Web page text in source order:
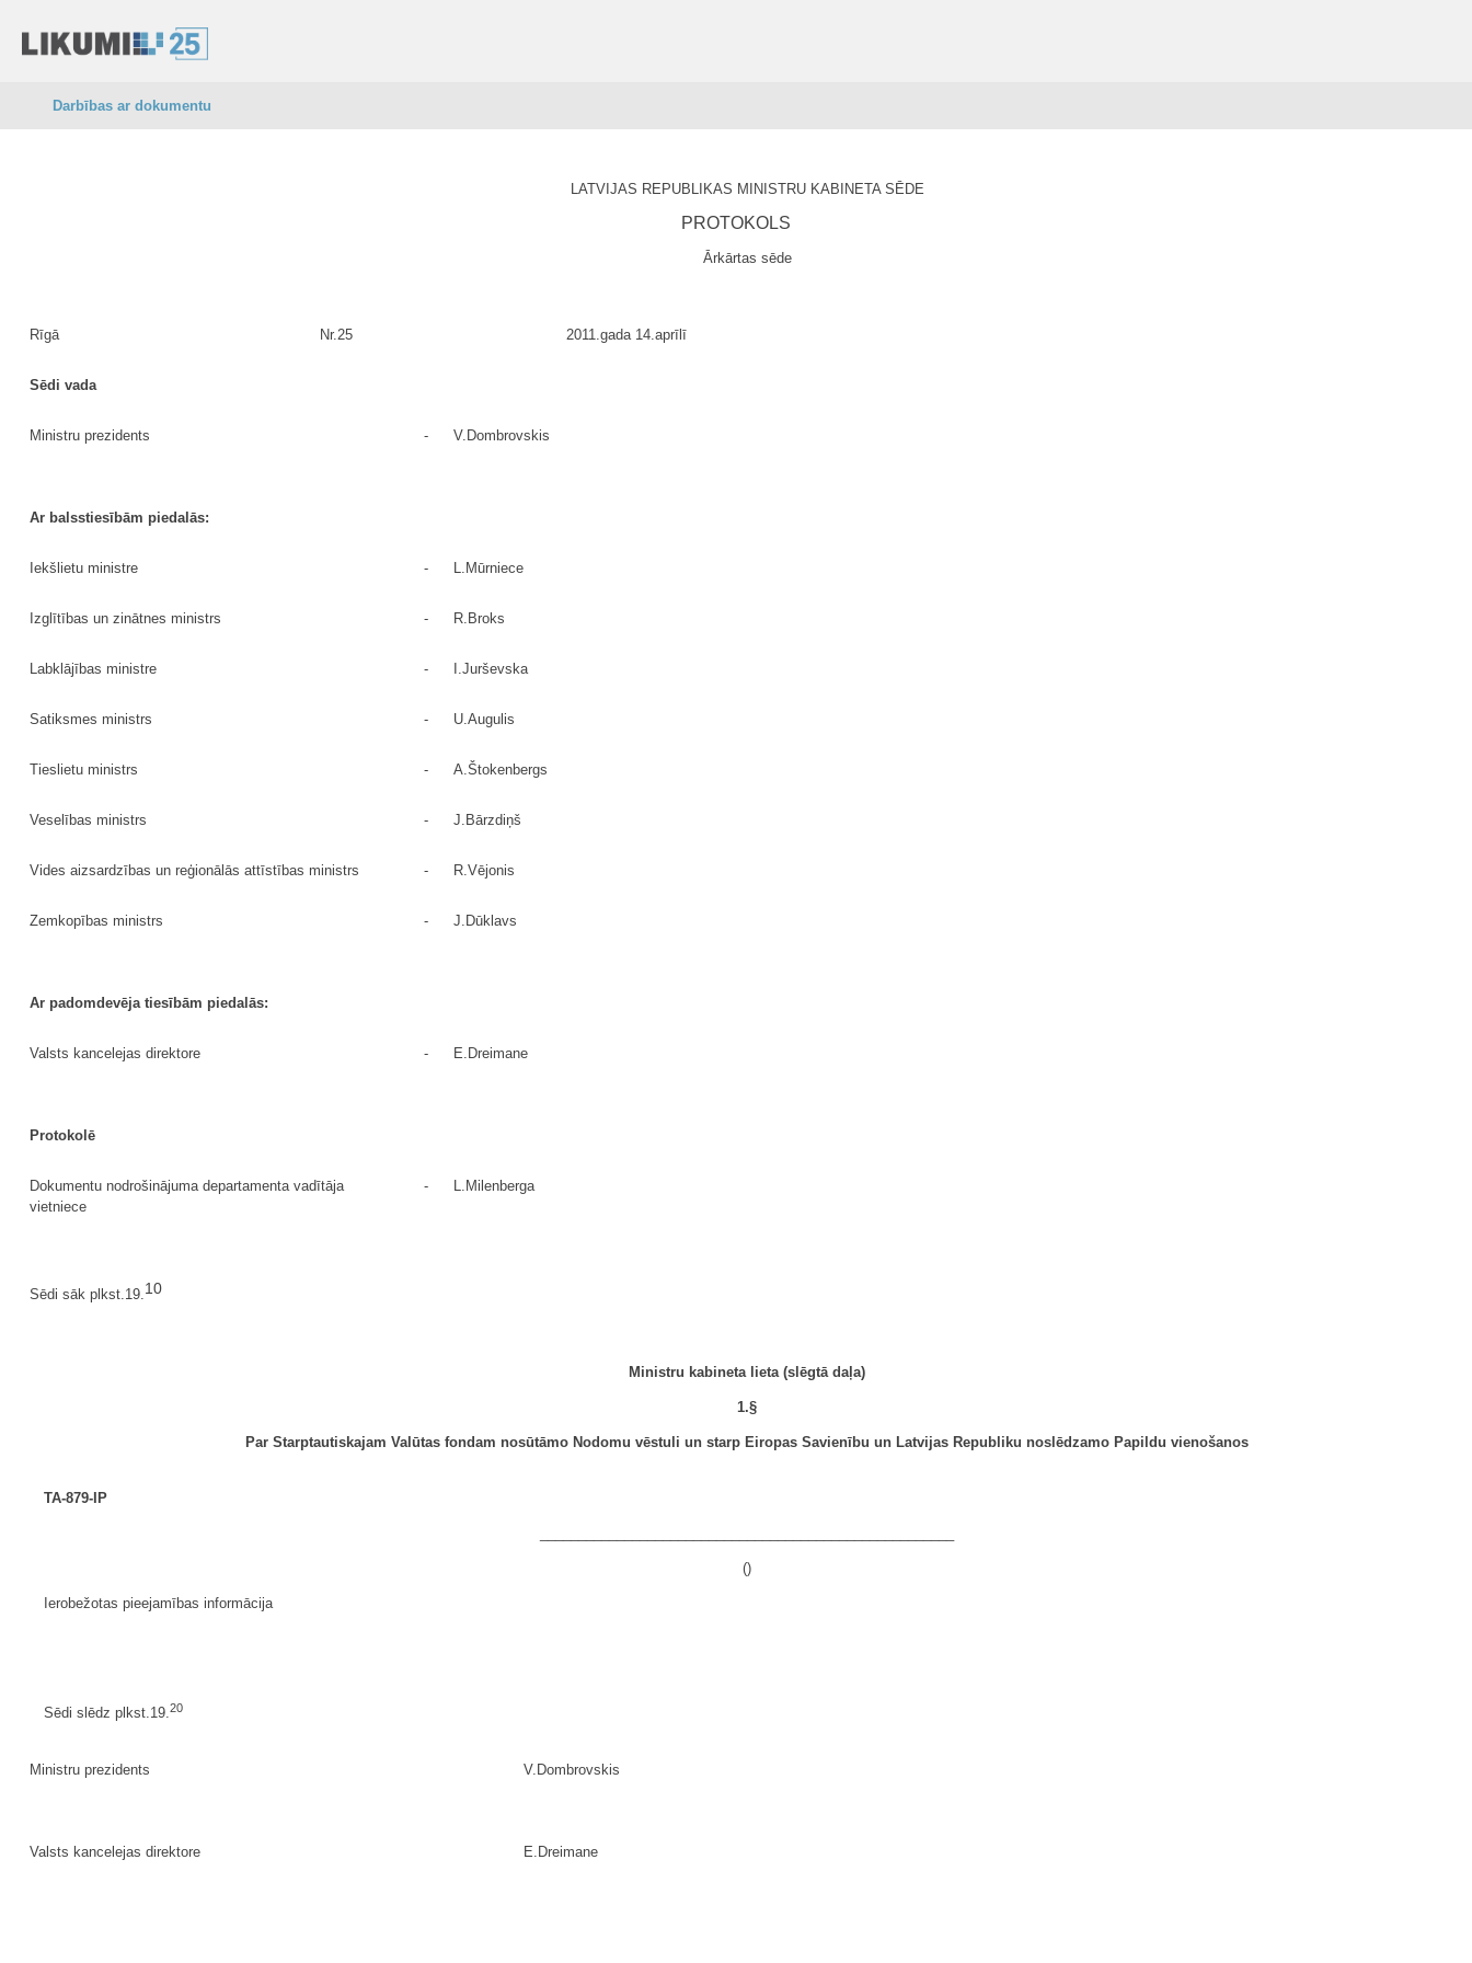
Darbības ar dokumentu
LATVIJAS REPUBLIKAS MINISTRU KABINETA SĒDE
PROTOKOLS
Ārkārtas sēde
Rīgā Nr.25 2011.gada 14.aprīlī
Sēdi vada
Ministru prezidents - V.Dombrovskis
Ar balsstiesībām piedalās:
Iekšlietu ministre - L.Mūrniece
Izglītības un zinātnes ministrs - R.Broks
Labklājības ministre - I.Jurševska
Satiksmes ministrs - U.Augulis
Tieslietu ministrs - A.Štokenbergs
Veselības ministrs - J.Bārzdiņš
Vides aizsardzības un reģionālās attīstības ministrs - R.Vējonis
Zemkopības ministrs - J.Dūklavs
Ar padomdevēja tiesībām piedalās:
Valsts kancelejas direktore - E.Dreimane
Protokolē
Dokumentu nodrošinājuma departamenta vadītāja
vietniece
- L.Milenberga
Sēdi sāk plkst.19.10
Ministru kabineta lieta (slēgtā daļa)
1.§
Par Starptautiskajam Valūtas fondam nosūtāmo Nodomu vēstuli un starp Eiropas Savienību un Latvijas Republiku noslēdzamo Papildu vienošanos
TA-879-IP
()
Ierobežotas pieejamības informācija
Sēdi slēdz plkst.19.20
Ministru prezidents V.Dombrovskis
Valsts kancelejas direktore E.Dreimane